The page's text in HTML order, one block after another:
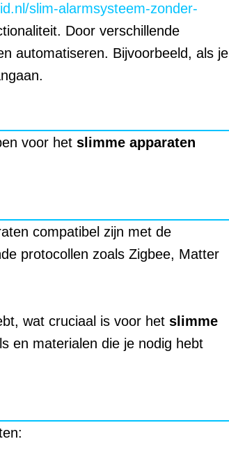
slim-alarmsysteem-zonder-
Door verschillende
automatiseren. Bijvoorbeeld, als je
voor het slimme apparaten
compatibel zijn met de
protocollen zoals Zigbee, Matter
wat cruciaal is voor het slimme
en materialen die je nodig hebt